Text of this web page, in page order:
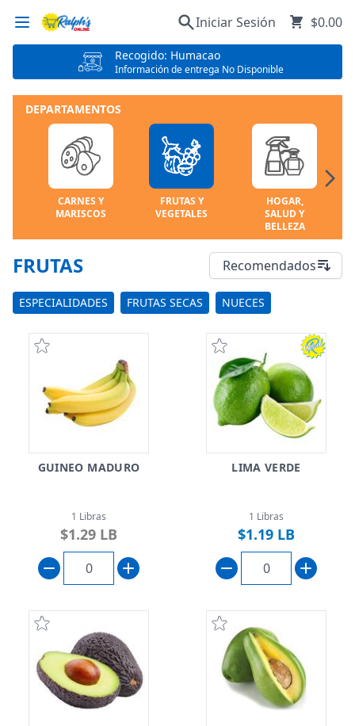
Recogido: Humacao
Información de entrega No Disponible
Iniciar Sesión $0.00
DEPARTAMENTOS
CARNES Y
MARISCOS
FRUTAS Y
VEGETALES
HOGAR,
SALUD Y
BELLEZA
FRUTAS Recomendados
ESPECIALIDADES FRUTAS SECAS NUECES
GUINEO MADURO
1 Libras
$1.29 LB
LIMA VERDE
1 Libras
$1.19 LB